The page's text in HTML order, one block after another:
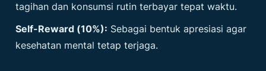
tagihan dan konsumsi rutin terbayar tepat waktu.
Self-Reward (10%): Sebagai bentuk apresiasi agar
kesehatan mental tetap terjaga.